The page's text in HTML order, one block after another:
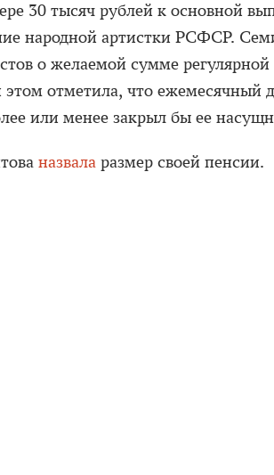
30 тысяч рублей к основной
народной артистки РСФСР.
о желаемой сумме
отметила, что ежемесячный
или менее закрыл бы ее
назвала размер своей пенсии.